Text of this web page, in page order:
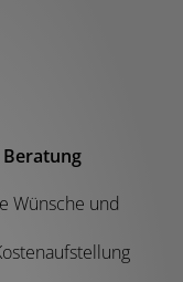
Wünsche und